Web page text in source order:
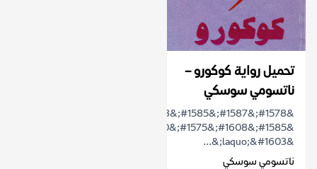
تحميل رواية كوكورو –
ناتسومي سوسكي
&laquo;&#1603;&...
ناتسومي سوسكي